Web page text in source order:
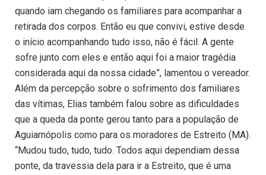
quando iam chegando os familiares para acompanhar a
retirada dos corpos. Então eu que convivi, estive desde
o início acompanhando tudo isso, não é fácil. A gente
sofre junto com eles e então aqui foi a maior tragédia
considerada aqui da nossa cidade”, lamentou o vereador.
Além da percepção sobre o sofrimento dos familiares
das vítimas, Elias também falou sobre as dificuldades
que a queda da ponte gerou tanto para a população de
Aguiarnópolis como para os moradores de Estreito (MA).
“Mudou tudo, tudo, tudo. Todos aqui dependiam dessa
ponte, da travessia dela para ir a Estreito, que é uma